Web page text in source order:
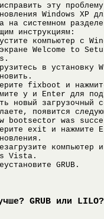
эту
Windows XP
на системном
инструкциям:
компьютер с
Welcome to
в установку
fixboot и
y и Enter для
новый загрузочный
появится
bootsector was
exit и нажмите
компьютер
Vista.
GRUB.
GRUB или LILO?